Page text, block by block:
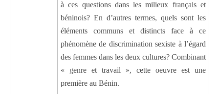
à ces questions dans les milieux français et
béninois? En d’autres termes, quels sont les
éléments communs et distincts face à ce
phénomène de discrimination sexiste à l’égard
des femmes dans les deux cultures? Combinant
« genre et travail », cette oeuvre est une
première au Bénin.